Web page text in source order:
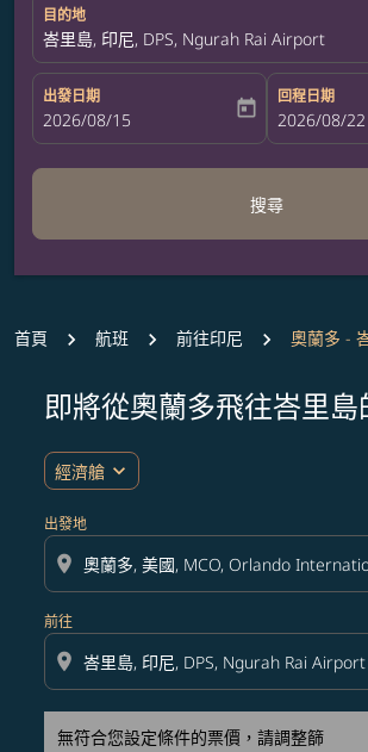
目的地
峇里島, 印尼, DPS, Ngurah Rai Airport
出發日期
fc-booking-departure-date-aria-label
2026/08/15 today
回程日期
fc-booking-
2026/08/22
搜尋
首頁 航班 前往印尼 奧蘭多 -
即將從奧蘭多飛往峇里島
經濟艙 expand_more
出發地
location_on
前往
location_on
無符合您設定條件的票價，請調整篩
無符合您設定條件的票價，請調整篩